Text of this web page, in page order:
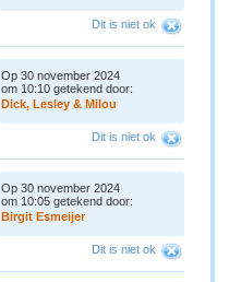
Dit is niet ok
Op 30 november 2024
om 10:10 getekend door:
Dick, Lesley & Milou
Dit is niet ok
Op 30 november 2024
om 10:05 getekend door:
Birgit Esmeijer
Dit is niet ok